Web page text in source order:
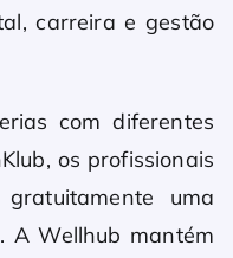
carreira e gestão
com diferentes
os profissionais
uma
A Wellhub mantém